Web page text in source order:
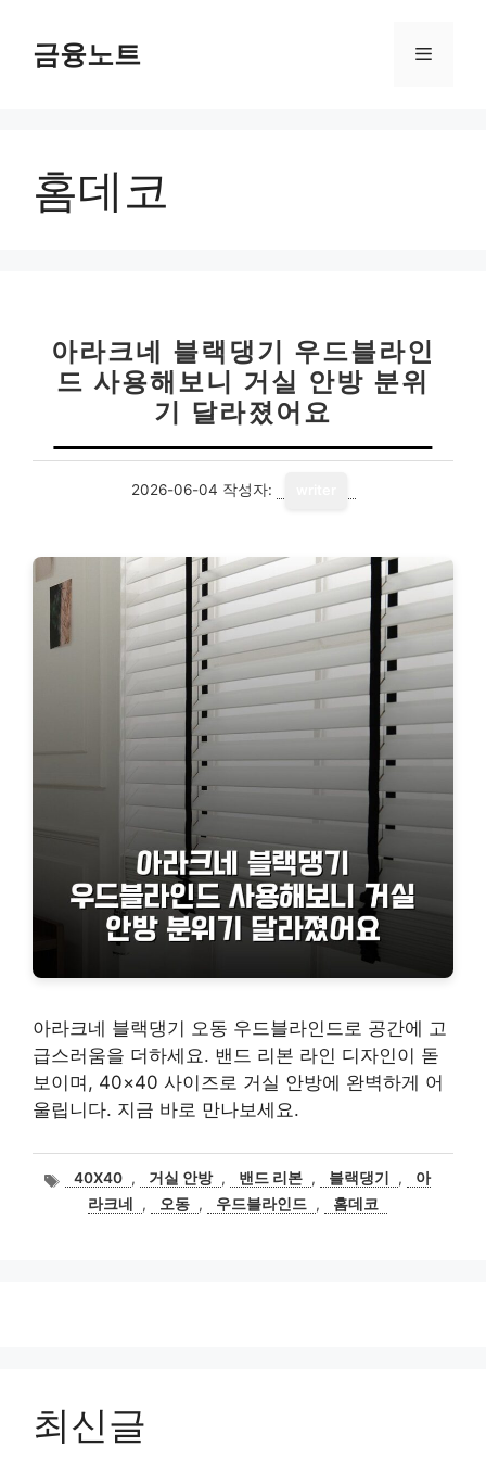
금융노트 메
홈데코
아라크네 블랙댕기 우드블라인
드 사용해보니 거실 안방 분위
기 달라졌어요
2026-06-04 작성자:
아라크네 블랙댕기 오동 우드블라인드로 공간에 고
급스러움을 더하세요. 밴드 리본 라인 디자인이 돋
보이며, 40×40 사이즈로 거실 안방에 완벽하게 어
울립니다. 지금 바로 만나보세요.
태40X40 , 거실 안방 , 밴드 리본 , 블랙댕기 ,
아
라크네
, 오동 , 우드블라인드 , 홈데코
최신글